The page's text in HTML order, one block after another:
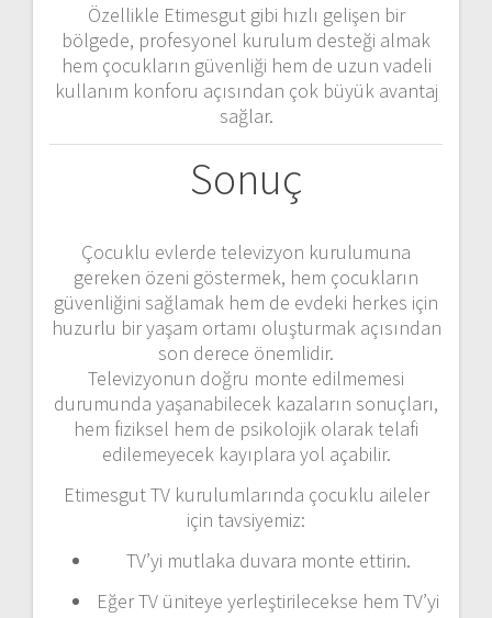
Özellikle Etimesgut gibi hızlı gelişen bir
bölgede, profesyonel kurulum desteği almak
hem çocukların güvenliği hem de uzun vadeli
kullanım konforu açısından çok büyük avantaj
sağlar.
Sonuç
Çocuklu evlerde televizyon kurulumuna
gereken özeni göstermek, hem çocukların
güvenliğini sağlamak hem de evdeki herkes için
huzurlu bir yaşam ortamı oluşturmak açısından
son derece önemlidir.
Televizyonun doğru monte edilmemesi
durumunda yaşanabilecek kazaların sonuçları,
hem fiziksel hem de psikolojik olarak telafi
edilemeyecek kayıplara yol açabilir.
Etimesgut TV kurulumlarında çocuklu aileler
için tavsiyemiz:
TV’yi mutlaka duvara monte ettirin.
Eğer TV üniteye yerleştirilecekse hem TV’yi